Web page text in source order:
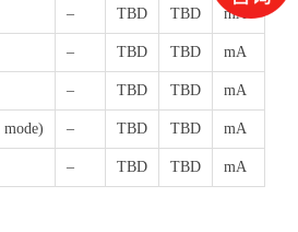
– TBD TBD mA
– TBD TBD mA
– TBD TBD mA
– TBD TBD mA
– TBD TBD mA